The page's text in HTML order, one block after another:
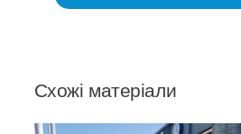
Схожі матеріали